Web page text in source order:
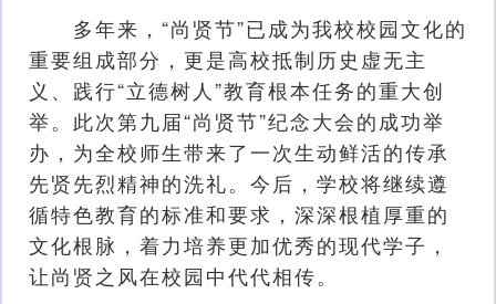
多年来，“尚贤节”已成为我校校园文化的
重要组成部分，更是高校抵制历史虚无主
义、践行“立德树人”教育根本任务的重大创
举。此次第九届“尚贤节”纪念大会的成功举
办，为全校师生带来了一次生动鲜活的传承
先贤先烈精神的洗礼。今后，学校将继续遵
循特色教育的标准和要求，深深根植厚重的
文化根脉，着力培养更加优秀的现代学子，
让尚贤之风在校园中代代相传。